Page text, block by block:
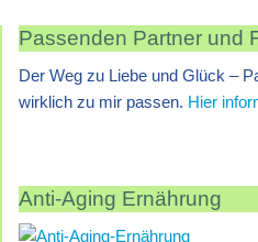
Passenden Partner und
Der Weg zu Liebe und Glück –
wirklich zu mir passen. Hier
Anti-Aging Ernährung